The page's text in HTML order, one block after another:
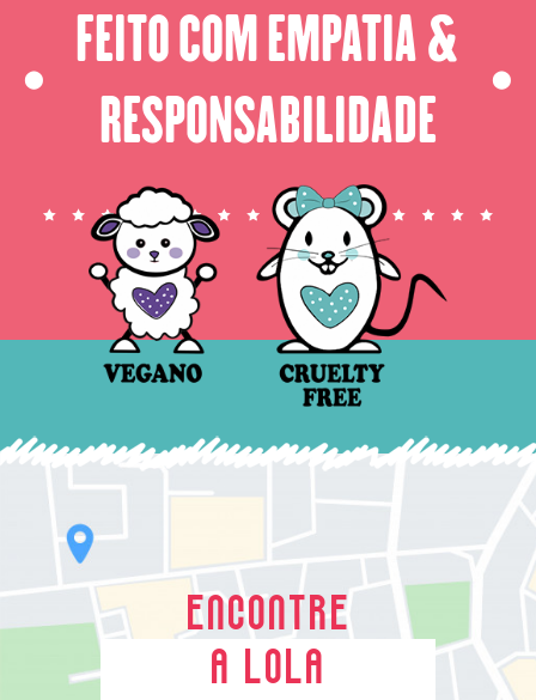
⬤
FEITO COM EMPATIA &
RESPONSABILIDADE
⬤
ENCONTRE
A LOLA